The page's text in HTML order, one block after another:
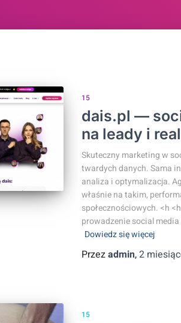
15
dais.pl —
na leady i
Skuteczny marketing w
twardych danych. Sama
analiza i optymalizacja.
właśnie na takim,
społecznościowych. <h
prowadzenie social
Dowiedz się więcej
Przezadmin,2
15